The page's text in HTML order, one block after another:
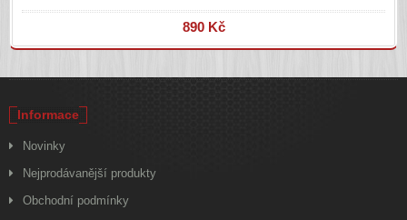
890 Kč
Informace
Novinky
Nejprodávanější produkty
Obchodní podmínky